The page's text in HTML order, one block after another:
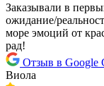
Заказывали в
ожидание/
море эмоций от
рад!
Отзыв в Google
Виола